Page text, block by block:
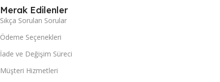
Merak Edilenler
Sıkça Sorulan Sorular
Ödeme Seçenekleri
İade ve Değişim Süreci
Müşteri Hizmetleri